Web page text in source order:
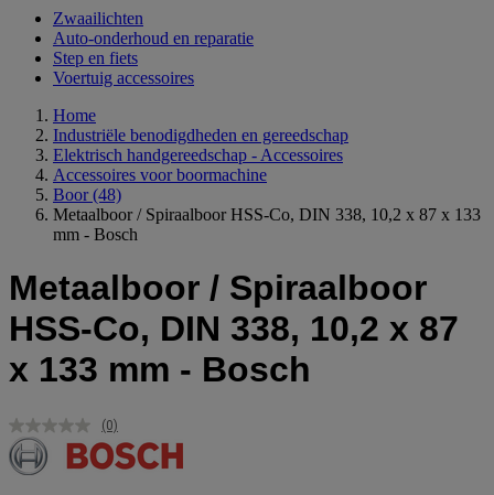
Zwaailichten
Auto-onderhoud en reparatie
Step en fiets
Voertuig accessoires
Home
Industriële benodigdheden en gereedschap
Elektrisch handgereedschap - Accessoires
Accessoires voor boormachine
Boor (48)
Metaalboor / Spiraalboor HSS-Co, DIN 338, 10,2 x 87 x 133
mm - Bosch
Metaalboor / Spiraalboor
HSS-Co, DIN 338, 10,2 x 87
x 133 mm - Bosch
Geen
scorewaarde.
Dezelfde
(0)